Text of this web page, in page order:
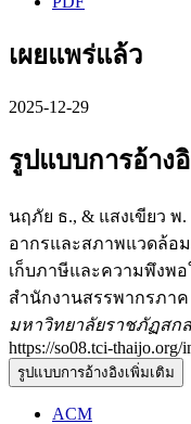
เผยแพร่แล้ว
2025-12-29
รูปแบบการอ้าง
นฤภัย ธ., & แสงเขียว
อากรและสภาพแวดล้อ
เก็บภาษีและความพึงพ
สำนักงานสรรพากรภาค
มหาวิทยาลัยราชภัฏสก
https://so08.tci-
รูปแบบการอ้างอิงเพิ่มเติม
ACM